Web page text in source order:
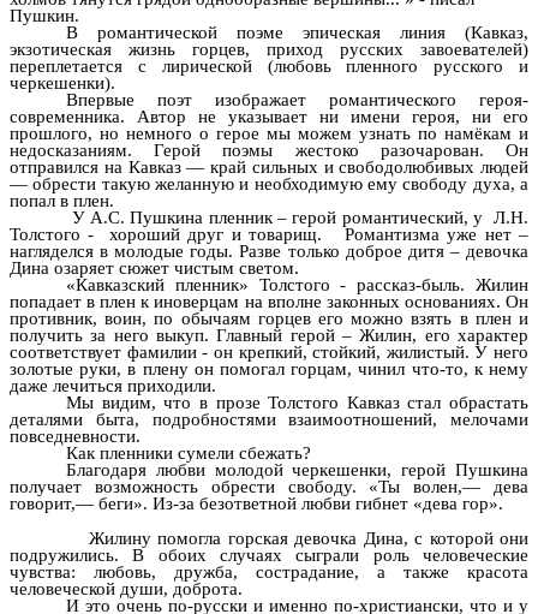
Пушкин.
В романтической поэме эпическая линия (Кавказ,
экзотическая жизнь горцев, приход русских завоевателей)
переплетается с лирической (любовь пленного русского и
черкешенки).
Впервые поэт изображает романтического героя-
современника. Автор не указывает ни имени героя, ни его
прошлого, но немного о герое мы можем узнать по намёкам и
недосказаниям. Герой поэмы жестоко разочарован. Он
отправился на Кавказ — край сильных и свободолюбивых людей
— обрести такую желанную и необходимую ему свободу духа, а
попал в плен.
У А.С. Пушкина пленник – герой романтический, у Л.Н.
Толстого - хороший друг и товарищ. Романтизма уже нет –
нагляделся в молодые годы. Разве только доброе дитя – девочка
Дина озаряет сюжет чистым светом.
«Кавказский пленник» Толстого - рассказ-быль. Жилин
попадает в плен к иноверцам на вполне законных основаниях. Он
противник, воин, по обычаям горцев его можно взять в плен и
получить за него выкуп. Главный герой – Жилин, его характер
соответствует фамилии - он крепкий, стойкий, жилистый. У него
золотые руки, в плену он помогал горцам, чинил что-то, к нему
даже лечиться приходили.
Мы видим, что в прозе Толстого Кавказ стал обрастать
деталями быта, подробностями взаимоотношений, мелочами
повседневности.
Как пленники сумели сбежать?
Благодаря любви молодой черкешенки, герой Пушкина
получает возможность обрести свободу. «Ты волен,— дева
говорит,— беги». Из-за безответной любви гибнет «дева гор».
Жилину помогла горская девочка Дина, с которой они
подружились. В обоих случаях сыграли роль человеческие
чувства: любовь, дружба, сострадание, а также красота
человеческой души, доброта.
И это очень по-русски и именно по-христиански, что и у